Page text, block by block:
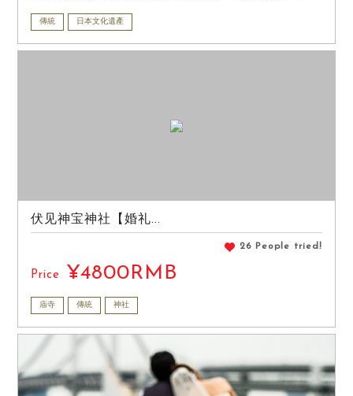
傳統 日本文化遺產
伏见神宝神社【婚礼...
26 People tried!
Price ¥4800RMB
庙寺 傳統 神社